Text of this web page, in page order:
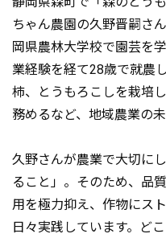
ちゃん農園の久野晋嗣さ
岡県農林大学校で園芸を
業経験を経て28歳で就農
柿、とうもろこしを栽培
務めるなど、地域農業の
久野さんが農業で大切に
ること」。そのため、品
用を極力抑え、作物にス
日々実践しています。ど